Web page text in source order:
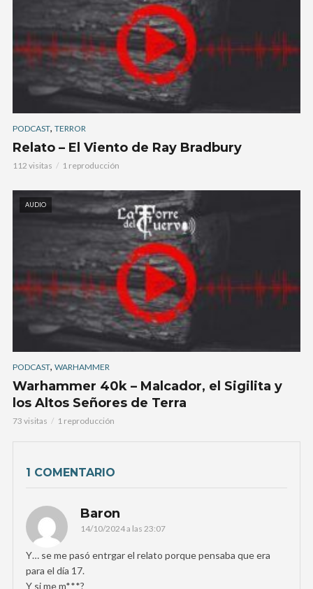
PODCAST, TERROR
Relato – El Viento de Ray Bradbury
112 visitas 1 reproducción
AUDIO
PODCAST, WARHAMMER
Warhammer 40k – Malcador, el Sigilita y
los Altos Señores de Terra
73 visitas 1 reproducción
1 COMENTARIO
Baron
14/10/2024 a las 23:07
Y… se me pasó entrgar el relato porque pensaba que era
para el día 17.
Y si me m***?